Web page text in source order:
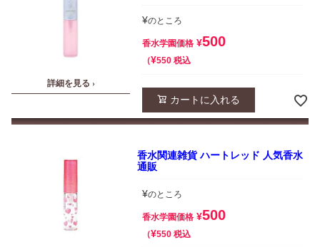
詳細を見る ›
¥のところ
香水学園価格 ¥500
¥550 税込
カートに入れる
香水関連雑貨 ハートレッド 人気香水
通販
¥のところ
香水学園価格 ¥500
¥550 税込